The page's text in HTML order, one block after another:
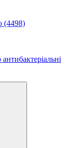
(4498)